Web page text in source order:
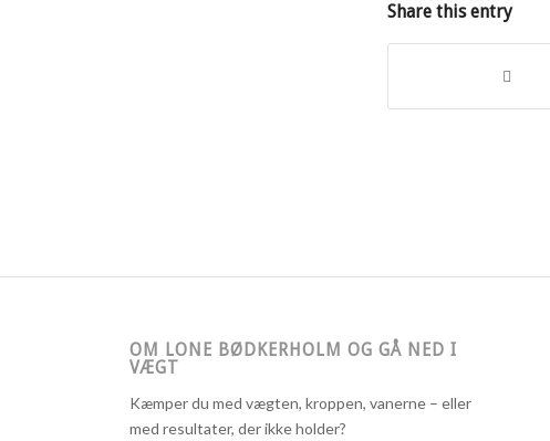
Share this entry
OM LONE BØDKERHOLM OG GÅ NED I
VÆGT
Kæmper du med vægten, kroppen, vanerne – eller
med resultater, der ikke holder?